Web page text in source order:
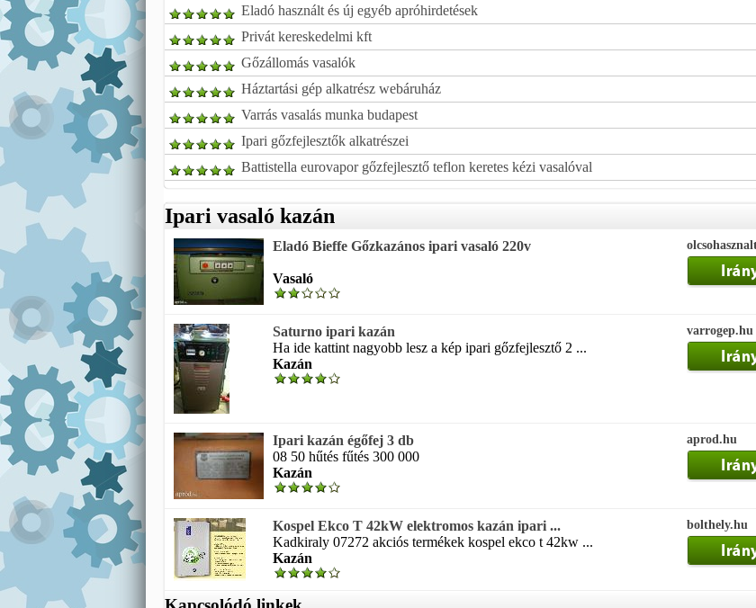
Eladó használt és új egyéb apróhirdetések
Privát kereskedelmi kft
Gőzállomás vasalók
Háztartási gép alkatrész webáruház
Varrás vasalás munka budapest
Ipari gőzfejlesztők alkatrészei
Battistella eurovapor gőzfejlesztő teflon keretes kézi vasalóval
Ipari vasaló kazán
Eladó Bieffe Gőzkazános ipari vasaló 220v
Vasaló
Saturno ipari kazán
Ha ide kattint nagyobb lesz a kép ipari gőzfejlesztő 2 ...
Kazán
varrogep.hu
Ipari kazán égőfej 3 db
08 50 hűtés fűtés 300 000
Kazán
aprod.hu
Kospel Ekco T 42kW elektromos kazán ipari ...
Kadkiraly 07272 akciós termékek kospel ekco t 42kw ...
Kazán
bolthely.hu